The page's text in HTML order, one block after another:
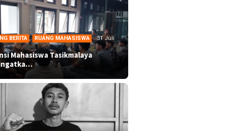
BERITA , RUANG MAHASISWA
31 Juli
Mahasiswa Tasikmalaya